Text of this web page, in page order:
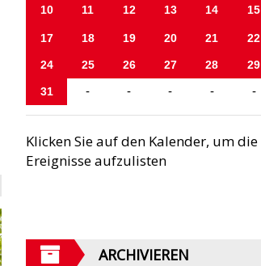
10 11 12 13 14 15
17 18 19 20 21 22
24 25 26 27 28 29
31 - - - - -
Klicken Sie auf den Kalender, um die
Ereignisse aufzulisten
ARCHIVIEREN